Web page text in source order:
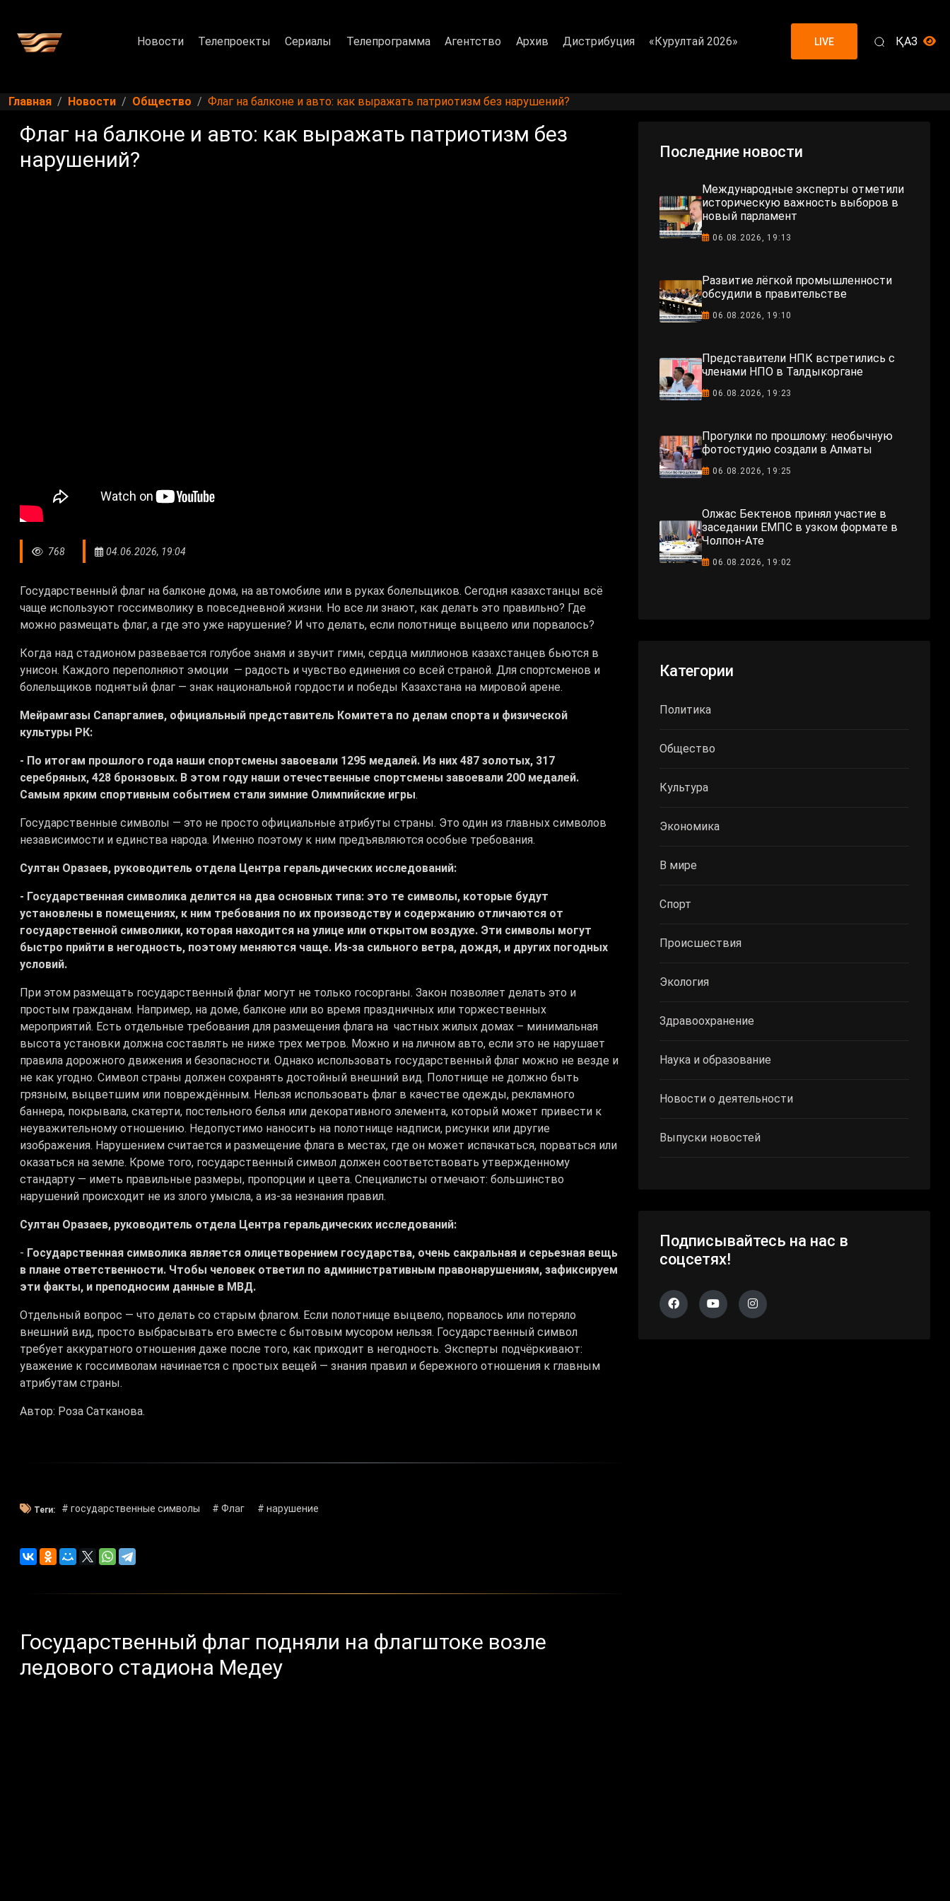
Новости Телепроекты Сериалы Телепрограмма Агентство Архив Дистрибуция «Курултай 2026» LIVE ҚАЗ
Главная Новости Общество Флаг на балконе и авто: как выражать патриотизм без нарушений?
Флаг на балконе и авто: как выражать патриотизм без
нарушений?
768 04.06.2026, 19:04
Государственный флаг на балконе дома, на автомобиле или в руках болельщиков. Сегодня казахстанцы всё
чаще используют госсимволику в повседневной жизни. Но все ли знают, как делать это правильно? Где
можно размещать флаг, а где это уже нарушение? И что делать, если полотнище выцвело или порвалось?
Когда над стадионом развевается голубое знамя и звучит гимн, сердца миллионов казахстанцев бьются в
унисон. Каждого переполняют эмоции — радость и чувство единения со всей страной. Для спортсменов и
болельщиков поднятый флаг — знак национальной гордости и победы Казахстана на мировой арене.
Мейрамгазы Сапаргалиев, официальный представитель Комитета по делам спорта и физической
культуры РК:
- По итогам прошлого года наши спортсмены завоевали 1295 медалей. Из них 487 золотых, 317
серебряных, 428 бронзовых. В этом году наши отечественные спортсмены завоевали 200 медалей.
Самым ярким спортивным событием стали зимние Олимпийские игры.
Государственные символы — это не просто официальные атрибуты страны. Это один из главных символов
независимости и единства народа. Именно поэтому к ним предъявляются особые требования.
Султан Оразаев, руководитель отдела Центра геральдических исследований:
- Государственная символика делится на два основных типа: это те символы, которые будут
установлены в помещениях, к ним требования по их производству и содержанию отличаются от
государственной символики, которая находится на улице или открытом воздухе. Эти символы могут
быстро прийти в негодность, поэтому меняются чаще. Из-за сильного ветра, дождя, и других погодных
условий.
При этом размещать государственный флаг могут не только госорганы. Закон позволяет делать это и
простым гражданам. Например, на доме, балконе или во время праздничных или торжественных
мероприятий. Есть отдельные требования для размещения флага на частных жилых домах – минимальная
высота установки должна составлять не ниже трех метров. Можно и на личном авто, если это не нарушает
правила дорожного движения и безопасности. Однако использовать государственный флаг можно не везде и
не как угодно. Символ страны должен сохранять достойный внешний вид. Полотнище не должно быть
грязным, выцветшим или повреждённым. Нельзя использовать флаг в качестве одежды, рекламного
баннера, покрывала, скатерти, постельного белья или декоративного элемента, который может привести к
неуважительному отношению. Недопустимо наносить на полотнище надписи, рисунки или другие
изображения. Нарушением считается и размещение флага в местах, где он может испачкаться, порваться или
оказаться на земле. Кроме того, государственный символ должен соответствовать утвержденному
стандарту — иметь правильные размеры, пропорции и цвета. Специалисты отмечают: большинство
нарушений происходит не из злого умысла, а из-за незнания правил.
Султан Оразаев, руководитель отдела Центра геральдических исследований:
- Государственная символика является олицетворением государства, очень сакральная и серьезная вещь
в плане ответственности. Чтобы человек ответил по административным правонарушениям, зафиксируем
эти факты, и преподносим данные в МВД.
Отдельный вопрос — что делать со старым флагом. Если полотнище выцвело, порвалось или потеряло
внешний вид, просто выбрасывать его вместе с бытовым мусором нельзя. Государственный символ
требует аккуратного отношения даже после того, как приходит в негодность. Эксперты подчёркивают:
уважение к госсимволам начинается с простых вещей — знания правил и бережного отношения к главным
атрибутам страны.
Автор: Роза Сатканова.
Теги: # государственные символы # Флаг # нарушение
Государственный флаг подняли на флагштоке возле
ледового стадиона Медеу
Последние новости
Международные эксперты отметили
историческую важность выборов в
новый парламент
06.08.2026, 19:13
Развитие лёгкой промышленности
обсудили в правительстве
06.08.2026, 19:10
Представители НПК встретились с
членами НПО в Талдыкоргане
06.08.2026, 19:23
Прогулки по прошлому: необычную
фотостудию создали в Алматы
06.08.2026, 19:25
Олжас Бектенов принял участие в
заседании ЕМПС в узком формате в
Чолпон-Ате
06.08.2026, 19:02
Категории
Политика
Общество
Культура
Экономика
В мире
Спорт
Происшествия
Экология
Здравоохранение
Наука и образование
Новости о деятельности
Выпуски новостей
Подписывайтесь на нас в
соцсетях!